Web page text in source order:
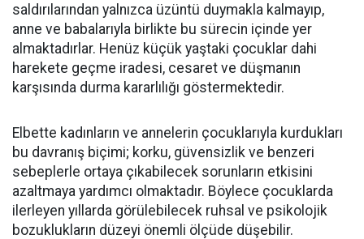
saldırılarından yalnızca üzüntü duymakla kalmayıp,
anne ve babalarıyla birlikte bu sürecin içinde yer
almaktadırlar. Henüz küçük yaştaki çocuklar dahi
harekete geçme iradesi, cesaret ve düşmanın
karşısında durma kararlılığı göstermektedir.
Elbette kadınların ve annelerin çocuklarıyla kurdukları
bu davranış biçimi; korku, güvensizlik ve benzeri
sebeplerle ortaya çıkabilecek sorunların etkisini
azaltmaya yardımcı olmaktadır. Böylece çocuklarda
ilerleyen yıllarda görülebilecek ruhsal ve psikolojik
bozuklukların düzeyi önemli ölçüde düşebilir.